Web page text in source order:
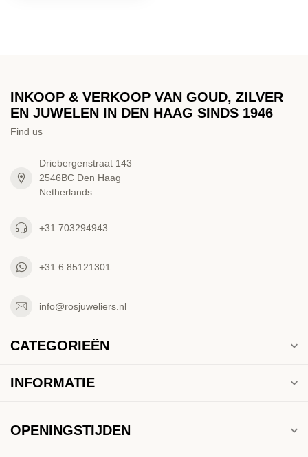
INKOOP & VERKOOP VAN GOUD, ZILVER
EN JUWELEN IN DEN HAAG SINDS 1946
Find us
Driebergenstraat 143
2546BC Den Haag
Netherlands
+31 703294943
+31 6 85121301
info@rosjuweliers.nl
CATEGORIEËN
INFORMATIE
OPENINGSTIJDEN